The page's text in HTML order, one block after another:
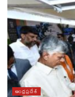
ఆంధ్రప్రదేశ్